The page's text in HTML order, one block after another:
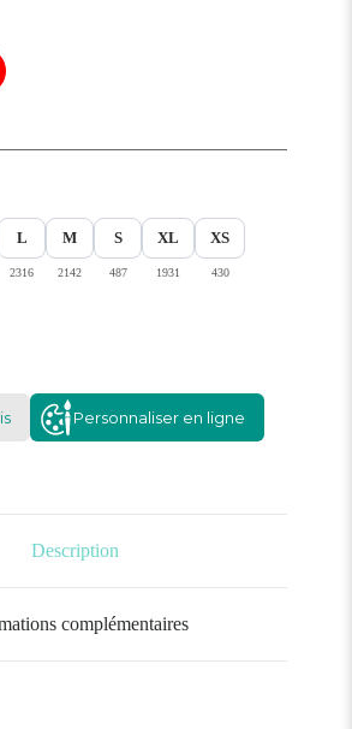
L
2316
M
2142
S
487
XL
1931
XS
430
Personnaliser en ligne
Description
complémentaires